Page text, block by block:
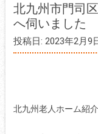
北九州市門司
へ伺いました
投稿日: 2023年2月9
北九州老人ホーム紹